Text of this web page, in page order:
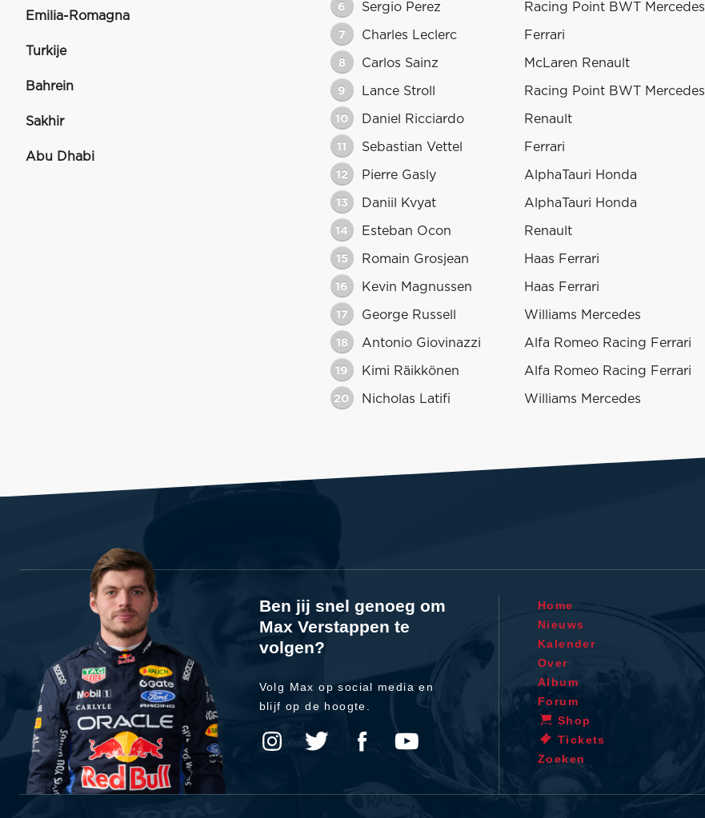
Emilia-Romagna
Turkije
Bahrein
Sakhir
Abu Dhabi
6 Sergio Perez Racing Point BWT Mercedes
7 Charles Leclerc Ferrari
8 Carlos Sainz McLaren Renault
9 Lance Stroll Racing Point BWT Mercedes
10 Daniel Ricciardo Renault
11 Sebastian Vettel Ferrari
12 Pierre Gasly AlphaTauri Honda
13 Daniil Kvyat AlphaTauri Honda
14 Esteban Ocon Renault
15 Romain Grosjean Haas Ferrari
16 Kevin Magnussen Haas Ferrari
17 George Russell Williams Mercedes
18 Antonio Giovinazzi Alfa Romeo Racing Ferrari
19 Kimi Räikkönen Alfa Romeo Racing Ferrari
20 Nicholas Latifi Williams Mercedes
Ben jij snel genoeg om
Max Verstappen te
volgen?
Volg Max op social media en
blijf op de hoogte.
Home
Nieuws
Kalender
Over
Album
Forum
Shop
Tickets
Zoeken